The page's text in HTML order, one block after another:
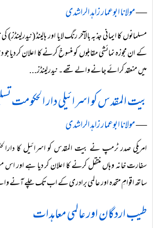
―مولانا ابوعمار زاہد الراشدی
مسلمانوں کا ایمانی جذبہ بالآخر رنگ لایا اور ہالینڈ
کے ان مجوزہ نمائشی مقابلوں کو منسوخ کرنے کا اعلان کر دیا
میں منعقد کرائے جانے والے تھے۔ نیدرلینڈز...
بیت المقدس کو اسرائیلی دار الحکومت
―مولانا ابوعمار زاہد الراشدی
امریکی صدر ٹرمپ نے بیت المقدس کو اسرائیل کا
سفارت خانہ وہاں منتقل کرنے کا اعلان کر دیا ہے اور اس
ساتھ اقوامِ متحدہ اور عالمی برادری کے اب تک چلے آنے
طیب اردگان اور عالمی معاہدات